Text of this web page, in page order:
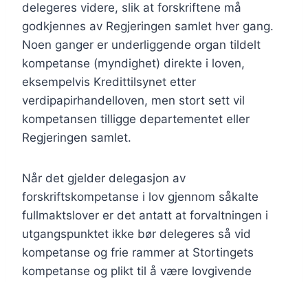
delegeres videre, slik at forskriftene må
godkjennes av Regjeringen samlet hver gang.
Noen ganger er underliggende organ tildelt
kompetanse (myndighet) direkte i loven,
eksempelvis Kredittilsynet etter
verdipapirhandelloven, men stort sett vil
kompetansen tilligge departementet eller
Regjeringen samlet.
Når det gjelder delegasjon av
forskriftskompetanse i lov gjennom såkalte
fullmaktslover er det antatt at forvaltningen i
utgangspunktet ikke bør delegeres så vid
kompetanse og frie rammer at Stortingets
kompetanse og plikt til å være lovgivende